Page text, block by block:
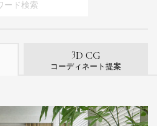
3D CG
コーディネート提案